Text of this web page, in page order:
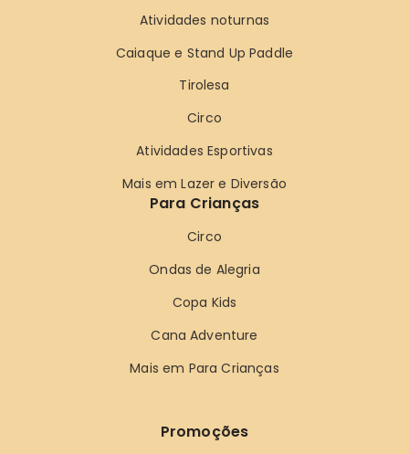
Atividades noturnas
Caiaque e Stand Up Paddle
Tirolesa
Circo
Atividades Esportivas
Mais em Lazer e Diversão
Para Crianças
Circo
Ondas de Alegria
Copa Kids
Cana Adventure
Mais em Para Crianças
Promoções